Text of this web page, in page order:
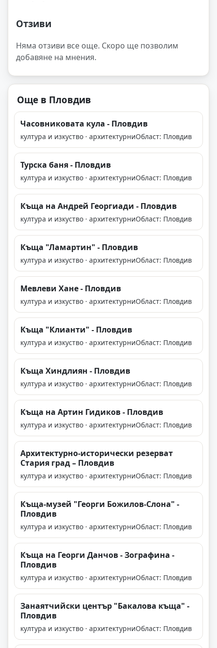
Отзиви
Няма отзиви все още. Скоро ще позволим
добавяне на мнения.
Още в Пловдив
Часовниковата кула - Пловдив
култура и изкуство · архитектурниОбласт: Пловдив
Турска баня - Пловдив
култура и изкуство · архитектурниОбласт: Пловдив
Къща на Андрей Георгиади - Пловдив
култура и изкуство · архитектурниОбласт: Пловдив
Къща "Ламартин" - Пловдив
култура и изкуство · архитектурниОбласт: Пловдив
Мевлеви Хане - Пловдив
култура и изкуство · архитектурниОбласт: Пловдив
Къща "Клианти" - Пловдив
култура и изкуство · архитектурниОбласт: Пловдив
Къща Хиндлиян - Пловдив
култура и изкуство · архитектурниОбласт: Пловдив
Къща на Артин Гидиков - Пловдив
култура и изкуство · архитектурниОбласт: Пловдив
Архитектурно-исторически резерват
Стария град – Пловдив
култура и изкуство · архитектурниОбласт: Пловдив
Къща-музей "Георги Божилов-Слона" -
Пловдив
култура и изкуство · архитектурниОбласт: Пловдив
Къща на Георги Данчов - Зографина -
Пловдив
култура и изкуство · архитектурниОбласт: Пловдив
Занаятчийски център "Бакалова къща" -
Пловдив
култура и изкуство · архитектурниОбласт: Пловдив